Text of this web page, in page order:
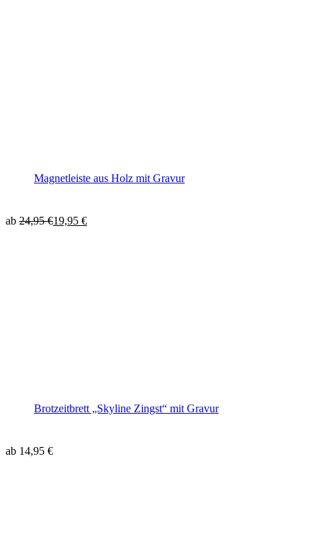
Magnetleiste aus Holz mit Gravur
ab 24,95€19,95 €
Brotzeitbrett „Skyline Zingst“ mit Gravur
ab 14,95 €